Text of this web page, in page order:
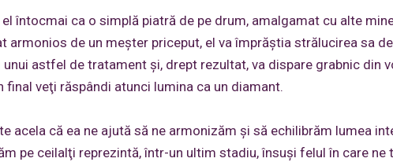
întocmai ca o simplă piatră de pe drum, amalgamat cu alte
armonios de un meşter priceput, el va împrăştia strălucirea sa
astfel de tratament şi, drept rezultat, va dispare grabnic din
veţi răspândi atunci lumina ca un diamant.
acela că ea ne ajută să ne armonizăm şi să echilibrăm lumea
pe ceilalţi reprezintă, într-un ultim stadiu, însuşi felul în care ne